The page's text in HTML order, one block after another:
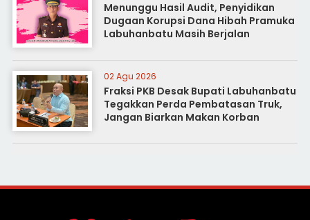
Menunggu Hasil Audit, Penyidikan
Dugaan Korupsi Dana Hibah Pramuka
Labuhanbatu Masih Berjalan
02 Agu 2026
Fraksi PKB Desak Bupati Labuhanbatu
Tegakkan Perda Pembatasan Truk,
Jangan Biarkan Makan Korban